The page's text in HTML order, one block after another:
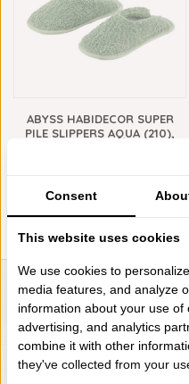
ABYSS HABIDECOR SUPER
PILE SLIPPERS AQUA (210),
+31 (0)
Consent
This website uses cookies
We use cookies to
media features, and analyze
information about your use of
advertising, and analytics
combine it with other
they've collected from your